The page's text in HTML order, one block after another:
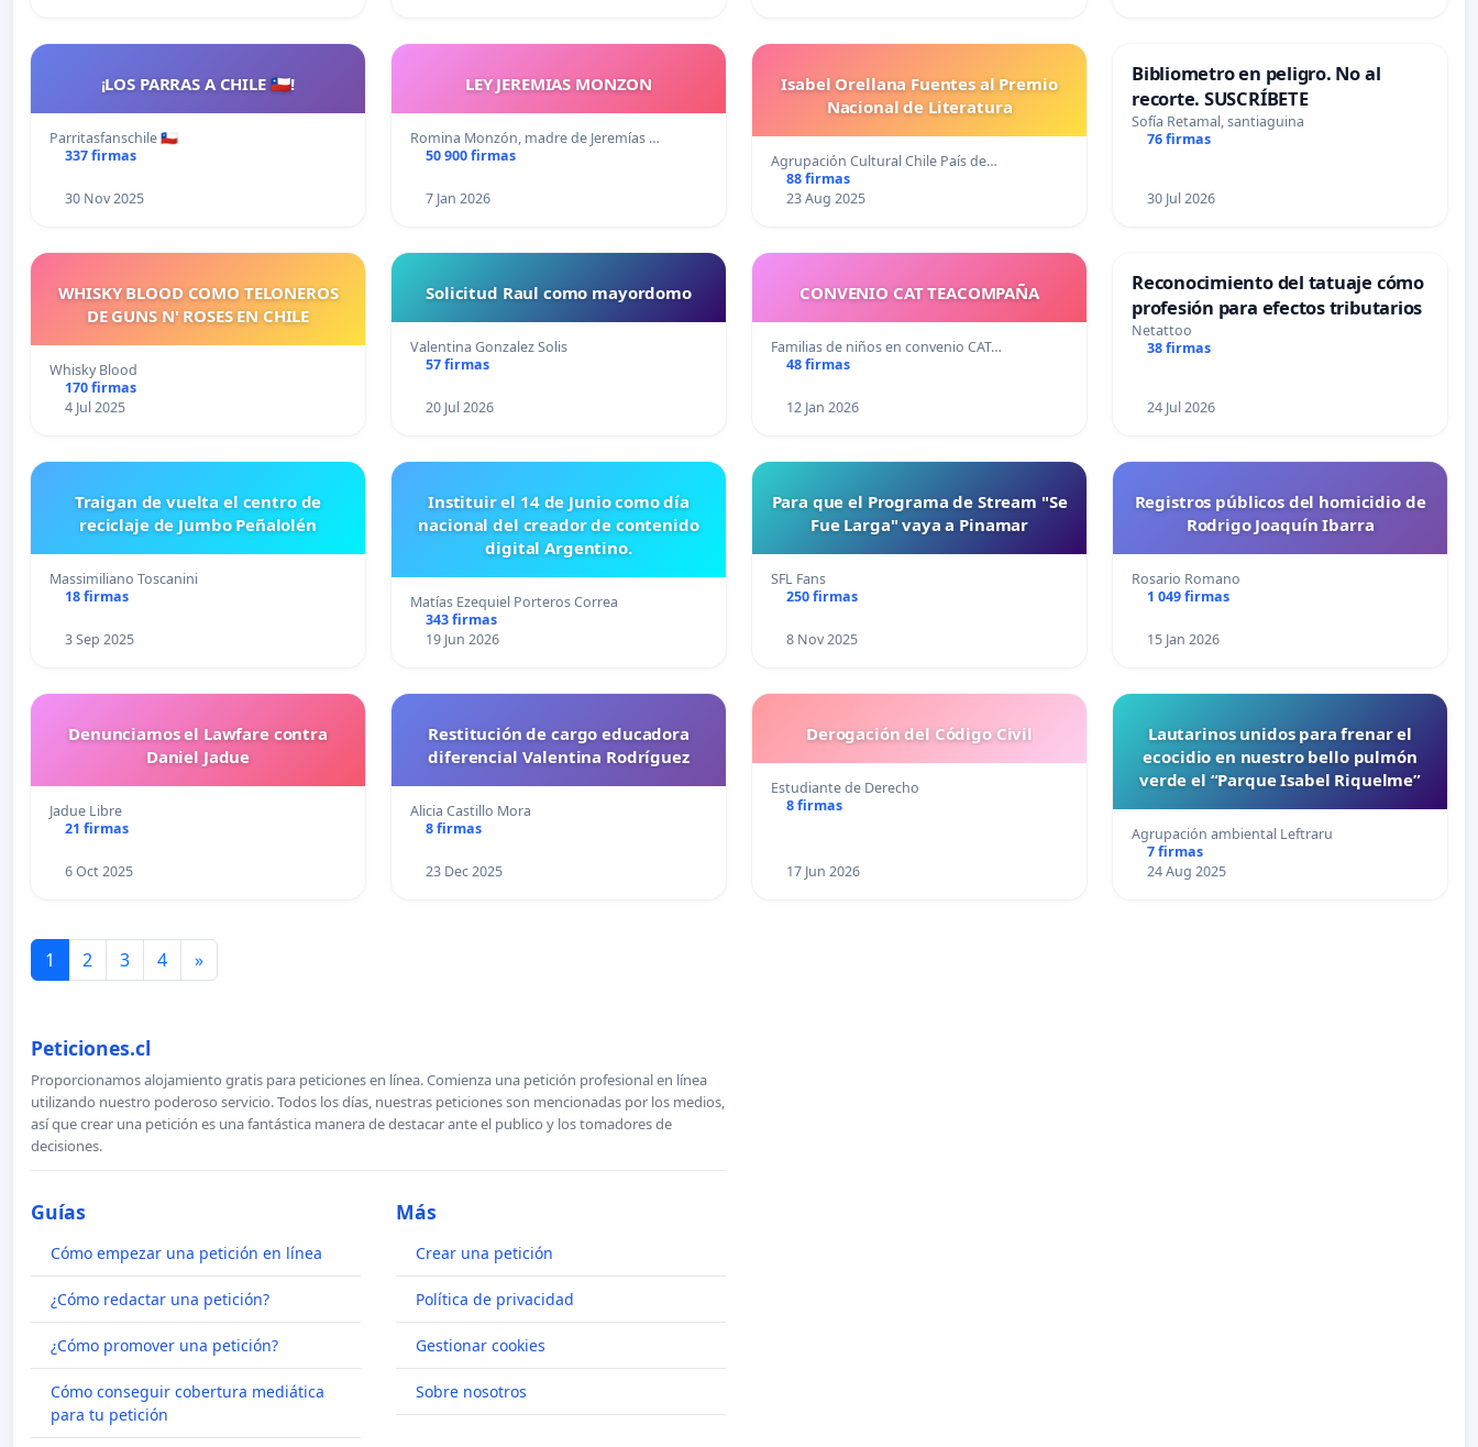
¡LOS PARRAS A CHILE 🇨🇱!
Parritasfanschile 🇨🇱
337 firmas
30 Nov 2025
LEY JEREMIAS MONZON
Romina Monzón, madre de Jeremías …
50 900 firmas
7 Jan 2026
Isabel Orellana Fuentes al Premio
Nacional de Literatura
Agrupación Cultural Chile País de…
88 firmas
23 Aug 2025
Bibliometro en peligro. No al
recorte. SUSCRÍBETE
Sofía Retamal, santiaguina
76 firmas
30 Jul 2026
WHISKY BLOOD COMO TELONEROS
DE GUNS N' ROSES EN CHILE
Whisky Blood
170 firmas
4 Jul 2025
Solicitud Raul como mayordomo
Valentina Gonzalez Solis
57 firmas
20 Jul 2026
CONVENIO CAT TEACOMPAÑA
Familias de niños en convenio CAT…
48 firmas
12 Jan 2026
Reconocimiento del tatuaje cómo
profesión para efectos tributarios
Netattoo
38 firmas
24 Jul 2026
Traigan de vuelta el centro de
reciclaje de Jumbo Peñalolén
Massimiliano Toscanini
18 firmas
3 Sep 2025
Instituir el 14 de Junio como día
nacional del creador de contenido
digital Argentino.
Matías Ezequiel Porteros Correa
343 firmas
19 Jun 2026
Para que el Programa de Stream "Se
Fue Larga" vaya a Pinamar
SFL Fans
250 firmas
8 Nov 2025
Registros públicos del homicidio de
Rodrigo Joaquín Ibarra
Rosario Romano
1 049 firmas
15 Jan 2026
Denunciamos el Lawfare contra
Daniel Jadue
Jadue Libre
21 firmas
6 Oct 2025
Restitución de cargo educadora
diferencial Valentina Rodríguez
Alicia Castillo Mora
8 firmas
23 Dec 2025
Derogación del Código Civil
Estudiante de Derecho
8 firmas
17 Jun 2026
Lautarinos unidos para frenar el
ecocidio en nuestro bello pulmón
verde el “Parque Isabel Riquelme”
Agrupación ambiental Leftraru
7 firmas
24 Aug 2025
1 2 3 4 »
Peticiones.cl
Proporcionamos alojamiento gratis para peticiones en línea. Comienza una petición profesional en línea
utilizando nuestro poderoso servicio. Todos los días, nuestras peticiones son mencionadas por los medios,
así que crear una petición es una fantástica manera de destacar ante el publico y los tomadores de
decisiones.
Guías
Cómo empezar una petición en línea
¿Cómo redactar una petición?
¿Cómo promover una petición?
Cómo conseguir cobertura mediática
para tu petición
Más
Crear una petición
Política de privacidad
Gestionar cookies
Sobre nosotros